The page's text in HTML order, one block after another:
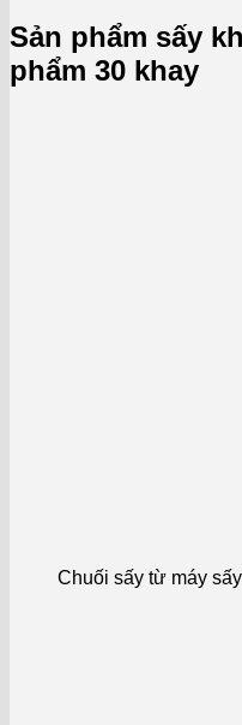
Sản phẩm sấy
phẩm 30 khay
Chuối sấy từ máy